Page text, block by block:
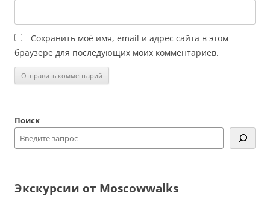
Сохранить моё имя, email и адрес сайта в этом
браузере для последующих моих комментариев.
Поиск
Экскурсии от Moscowwalks